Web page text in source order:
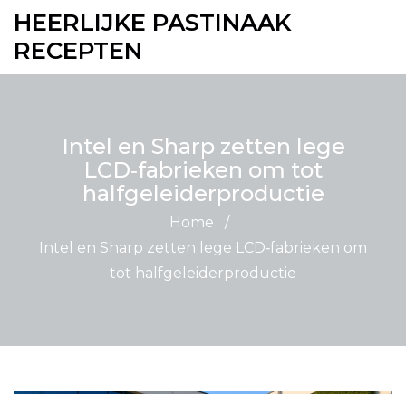
HEERLIJKE PASTINAAK
RECEPTEN
Intel en Sharp zetten lege
LCD‑fabrieken om tot
halfgeleiderproductie
Home
/
Intel en Sharp zetten lege LCD‑fabrieken om
tot halfgeleiderproductie